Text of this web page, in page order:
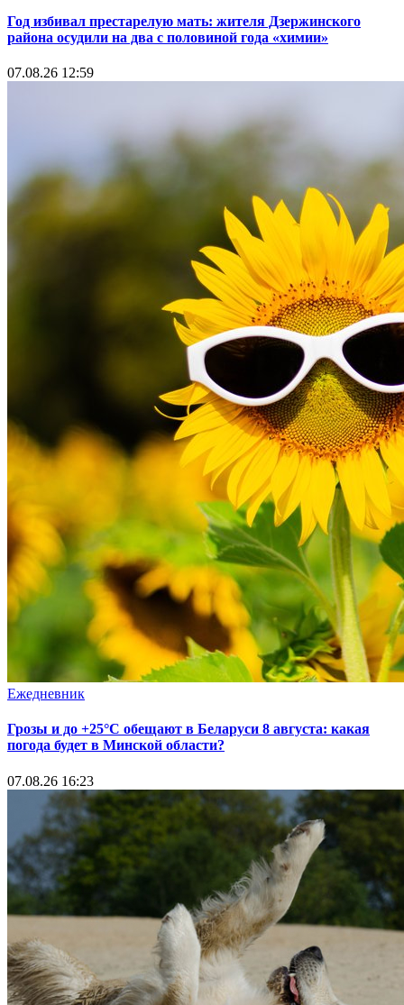
Год избивал престарелую мать: жителя Дзержинского
района осудили на два с половиной года «химии»
07.08.26 12:59
Ежедневник
Грозы и до +25°С обещают в Беларуси 8 августа: какая
погода будет в Минской области?
07.08.26 16:23